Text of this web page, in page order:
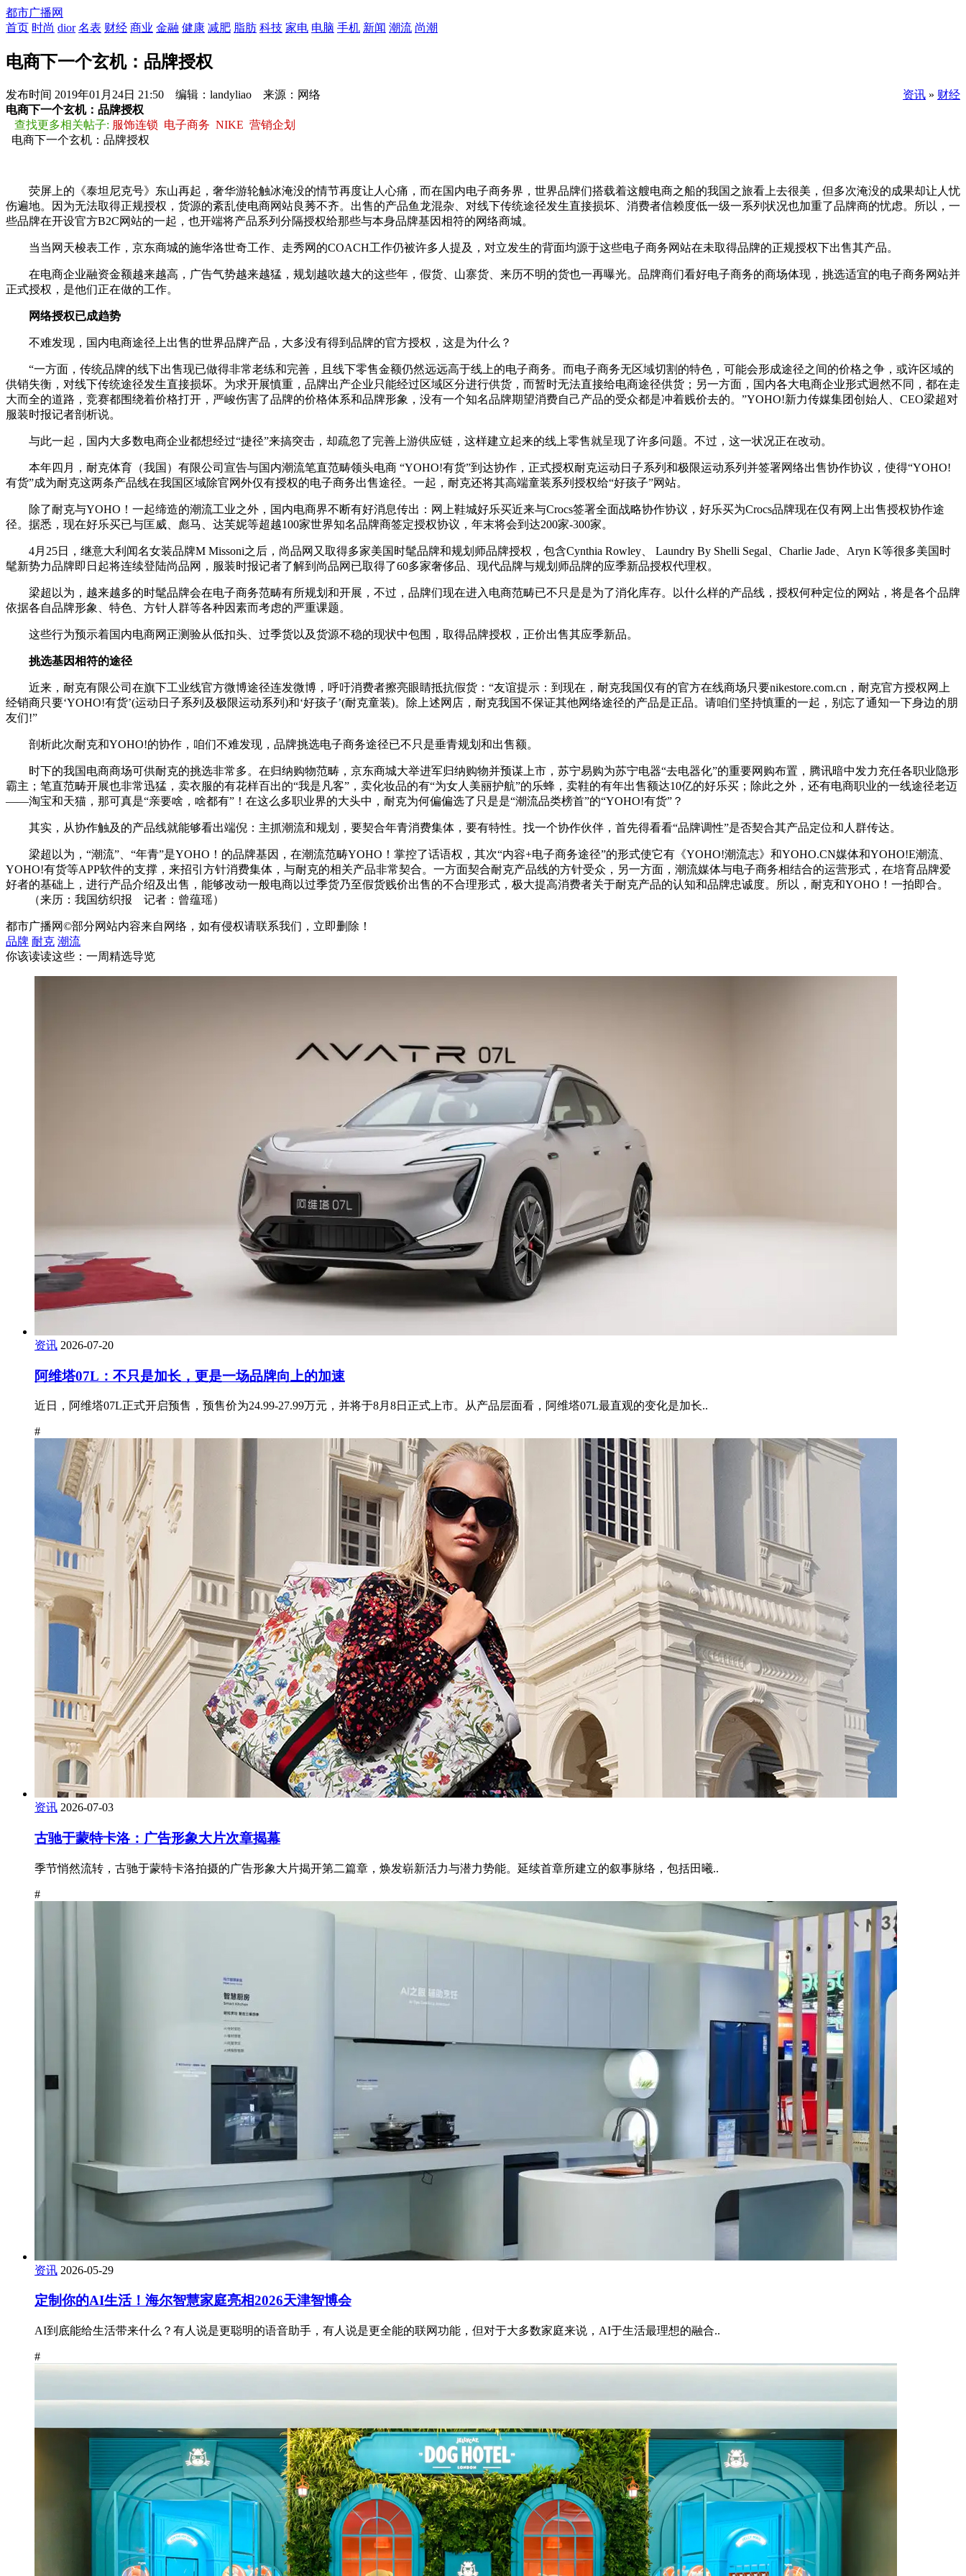
都市广播网
首页 时尚 dior 名表 财经 商业 金融 健康 减肥 脂肪 科技 家电 电脑 手机 新闻 潮流 尚潮
电商下一个玄机：品牌授权
发布时间 2019年01月24日 21:50 编辑：landyliao 来源：网络 资讯 » 财经
电商下一个玄机：品牌授权
查找更多相关帖子: 服饰连锁 电子商务 NIKE 营销企划
电商下一个玄机：品牌授权
荧屏上的《泰坦尼克号》东山再起，奢华游轮触冰淹没的情节再度让人心痛，而在国内电子商务界，世界品牌们搭载着这艘电商之船的我国之旅看上去很美，但多次淹没的成果却让人忧
伤遍地。因为无法取得正规授权，货源的紊乱使电商网站良莠不齐。出售的产品鱼龙混杂、对线下传统途径发生直接损坏、消费者信赖度低一级一系列状况也加重了品牌商的忧虑。所以，一
些品牌在开设官方B2C网站的一起，也开端将产品系列分隔授权给那些与本身品牌基因相符的网络商城。
当当网天梭表工作，京东商城的施华洛世奇工作、走秀网的COACH工作仍被许多人提及，对立发生的背面均源于这些电子商务网站在未取得品牌的正规授权下出售其产品。
在电商企业融资金额越来越高，广告气势越来越猛，规划越吹越大的这些年，假货、山寨货、来历不明的货也一再曝光。品牌商们看好电子商务的商场体现，挑选适宜的电子商务网站并
正式授权，是他们正在做的工作。
网络授权已成趋势
不难发现，国内电商途径上出售的世界品牌产品，大多没有得到品牌的官方授权，这是为什么？
“一方面，传统品牌的线下出售现已做得非常老练和完善，且线下零售金额仍然远远高于线上的电子商务。而电子商务无区域切割的特色，可能会形成途径之间的价格之争，或许区域的
供销失衡，对线下传统途径发生直接损坏。为求开展慎重，品牌出产企业只能经过区域区分进行供货，而暂时无法直接给电商途径供货；另一方面，国内各大电商企业形式迥然不同，都在走
大而全的道路，竞赛都围绕着价格打开，严峻伤害了品牌的价格体系和品牌形象，没有一个知名品牌期望消费自己产品的受众都是冲着贱价去的。”YOHO!新力传媒集团创始人、CEO梁超对
服装时报记者剖析说。
与此一起，国内大多数电商企业都想经过“捷径”来搞突击，却疏忽了完善上游供应链，这样建立起来的线上零售就呈现了许多问题。不过，这一状况正在改动。
本年四月，耐克体育（我国）有限公司宣告与国内潮流笔直范畴领头电商 “YOHO!有货”到达协作，正式授权耐克运动日子系列和极限运动系列并签署网络出售协作协议，使得“YOHO!
有货”成为耐克这两条产品线在我国区域除官网外仅有授权的电子商务出售途径。一起，耐克还将其高端童装系列授权给“好孩子”网站。
除了耐克与YOHO！一起缔造的潮流工业之外，国内电商界不断有好消息传出：网上鞋城好乐买近来与Crocs签署全面战略协作协议，好乐买为Crocs品牌现在仅有网上出售授权协作途
径。据悉，现在好乐买已与匡威、彪马、达芙妮等超越100家世界知名品牌商签定授权协议，年末将会到达200家-300家。
4月25日，继意大利闻名女装品牌M Missoni之后，尚品网又取得多家美国时髦品牌和规划师品牌授权，包含Cynthia Rowley、 Laundry By Shelli Segal、Charlie Jade、Aryn K等很多美国时
髦新势力品牌即日起将连续登陆尚品网，服装时报记者了解到尚品网已取得了60多家奢侈品、现代品牌与规划师品牌的应季新品授权代理权。
梁超以为，越来越多的时髦品牌会在电子商务范畴有所规划和开展，不过，品牌们现在进入电商范畴已不只是是为了消化库存。以什么样的产品线，授权何种定位的网站，将是各个品牌
依据各自品牌形象、特色、方针人群等各种因素而考虑的严重课题。
这些行为预示着国内电商网正测验从低扣头、过季货以及货源不稳的现状中包围，取得品牌授权，正价出售其应季新品。
挑选基因相符的途径
近来，耐克有限公司在旗下工业线官方微博途径连发微博，呼吁消费者擦亮眼睛抵抗假货：“友谊提示：到现在，耐克我国仅有的官方在线商场只要nikestore.com.cn，耐克官方授权网上
经销商只要‘YOHO!有货’(运动日子系列及极限运动系列)和‘好孩子’(耐克童装)。除上述网店，耐克我国不保证其他网络途径的产品是正品。请咱们坚持慎重的一起，别忘了通知一下身边的朋
友们!”
剖析此次耐克和YOHO!的协作，咱们不难发现，品牌挑选电子商务途径已不只是垂青规划和出售额。
时下的我国电商商场可供耐克的挑选非常多。在归纳购物范畴，京东商城大举进军归纳购物并预谋上市，苏宁易购为苏宁电器“去电器化”的重要网购布置，腾讯暗中发力充任各职业隐形
霸主；笔直范畴开展也非常迅猛，卖衣服的有花样百出的“我是凡客”，卖化妆品的有“为女人美丽护航”的乐蜂，卖鞋的有年出售额达10亿的好乐买；除此之外，还有电商职业的一线途径老迈
——淘宝和天猫，那可真是“亲要啥，啥都有”！在这么多职业界的大头中，耐克为何偏偏选了只是是“潮流品类榜首”的“YOHO!有货”？
其实，从协作触及的产品线就能够看出端倪：主抓潮流和规划，要契合年青消费集体，要有特性。找一个协作伙伴，首先得看看“品牌调性”是否契合其产品定位和人群传达。
梁超以为，“潮流”、“年青”是YOHO！的品牌基因，在潮流范畴YOHO！掌控了话语权，其次“内容+电子商务途径”的形式使它有《YOHO!潮流志》和YOHO.CN媒体和YOHO!E潮流、
YOHO!有货等APP软件的支撑，来招引方针消费集体，与耐克的相关产品非常契合。一方面契合耐克产品线的方针受众，另一方面，潮流媒体与电子商务相结合的运营形式，在培育品牌爱
好者的基础上，进行产品介绍及出售，能够改动一般电商以过季货乃至假货贱价出售的不合理形式，极大提高消费者关于耐克产品的认知和品牌忠诚度。所以，耐克和YOHO！一拍即合。
（来历：我国纺织报 记者：曾蕴瑶）
都市广播网©部分网站内容来自网络，如有侵权请联系我们，立即删除！
品牌 耐克 潮流
你该读读这些：一周精选导览
资讯 2026-07-20
阿维塔07L：不只是加长，更是一场品牌向上的加速
近日，阿维塔07L正式开启预售，预售价为24.99-27.99万元，并将于8月8日正式上市。从产品层面看，阿维塔07L最直观的变化是加长..
#
资讯 2026-07-03
古驰于蒙特卡洛：广告形象大片次章揭幕
季节悄然流转，古驰于蒙特卡洛拍摄的广告形象大片揭开第二篇章，焕发崭新活力与潜力势能。延续首章所建立的叙事脉络，包括田曦..
#
资讯 2026-05-29
定制你的AI生活！海尔智慧家庭亮相2026天津智博会
AI到底能给生活带来什么？有人说是更聪明的语音助手，有人说是更全能的联网功能，但对于大多数家庭来说，AI于生活最理想的融合..
#